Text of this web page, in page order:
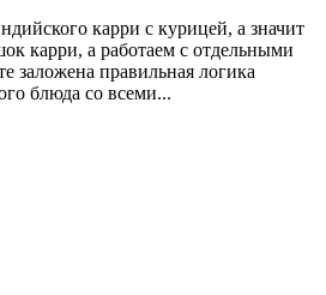
карри с курицей, а значит
карри, а работаем с отдельными
заложена правильная логика
блюда со всеми...